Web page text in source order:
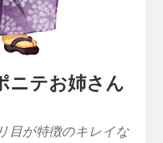
ニテお姉さん
目が特徴のキレイな